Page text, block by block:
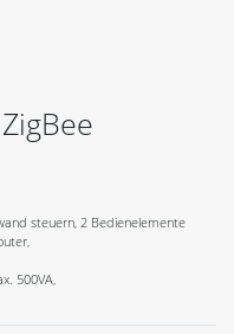
steuern, 2 Bedienelemente
500VA,